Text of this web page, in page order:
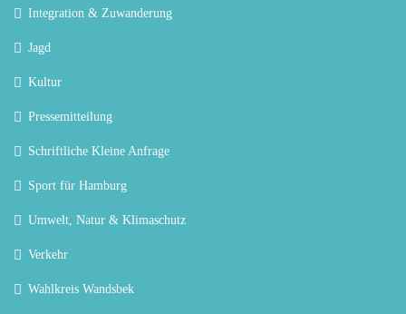
Integration & Zuwanderung
Jagd
Kultur
Pressemitteilung
Schriftliche Kleine Anfrage
Sport für Hamburg
Umwelt, Natur & Klimaschutz
Verkehr
Wahlkreis Wandsbek